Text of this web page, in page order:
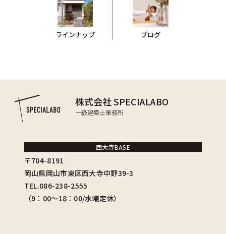
ラインナップ ブログ
株式会社 SPECIALABO
一級建築士事務所
西大寺BASE
〒704-8191
岡山県岡山市東区西大寺中野39-3
TEL.086-238-2555
（9：00〜18：00/水曜定休）